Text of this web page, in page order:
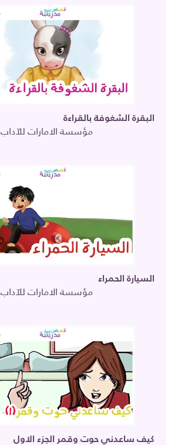
البقرة الشغوفة بالقراءة
مؤسسة الامارات للآداب
السيارة الحمراء
مؤسسة الامارات للآداب
كيف ساعدني حوت وقمر الجزء الاول